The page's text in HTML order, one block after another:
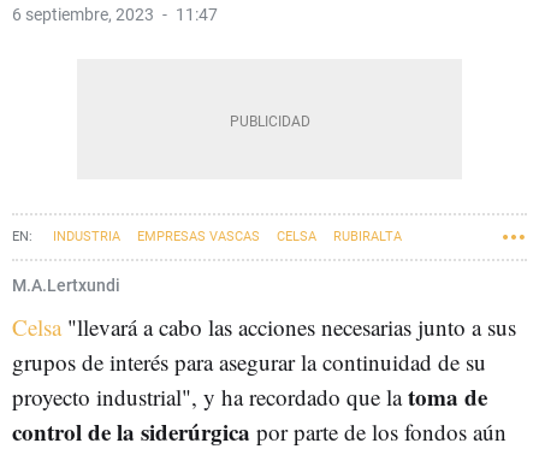
6 septiembre, 2023 11:47
INDUSTRIA EMPRESAS VASCAS CELSA RUBIRALTA
NERVACERO
M.A.Lertxundi
Celsa"llevará a cabo las acciones necesarias junto a sus
grupos de interés para asegurar la continuidad de su
proyecto industrial", y ha recordado que latoma de
control de la siderúrgica por parte de los fondos aún